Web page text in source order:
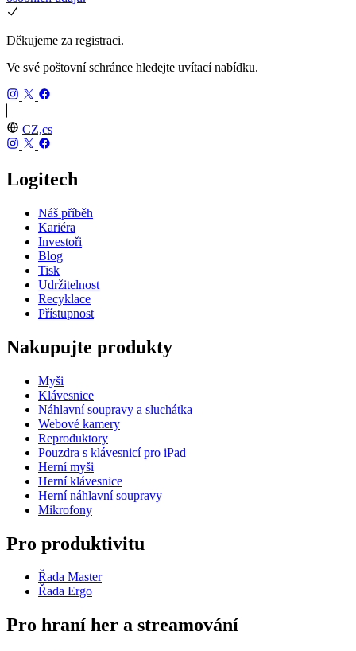
Děkujeme za registraci.
Ve své poštovní schránce hledejte uvítací nabídku.
CZ,cs
Logitech
Náš příběh
Kariéra
Investoři
Blog
Tisk
Udržitelnost
Recyklace
Přístupnost
Nakupujte produkty
Myši
Klávesnice
Náhlavní soupravy a sluchátka
Webové kamery
Reproduktory
Pouzdra s klávesnicí pro iPad
Herní myši
Herní klávesnice
Herní náhlavní soupravy
Mikrofony
Pro produktivitu
Řada Master
Řada Ergo
Pro hraní her a streamování